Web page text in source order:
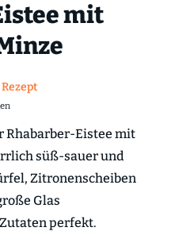
mit
Rhabarber-Eistee mit
süß-sauer und
Zitronenscheiben
Glas
perfekt.